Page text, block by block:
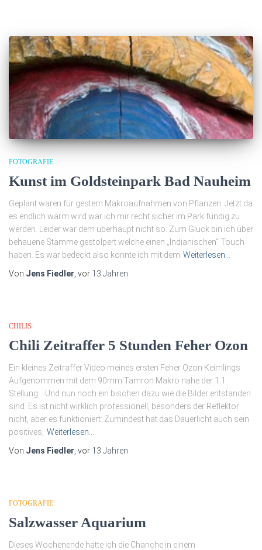
FOTOGRAFIE
Kunst im Goldsteinpark Bad Nauheim
Geplant waren für gestern Makroaufnahmen von Pflanzen. Jetzt da
es endlich warm wird war ich mir recht sicher im Park fündig zu
werden. Leider war dem überhaupt nicht so. Zum Glück bin ich über
behauene Stämme gestolpert welche einen „Indianischen“ Touch
haben. Es war bedeckt also konnte ich mit dem Weiterlesen…
Von Jens Fiedler , vor 13 Jahren
CHILIS
Chili Zeitraffer 5 Stunden Feher Ozon
Ein kleines Zeitraffer Video meines ersten Feher Ozon Keimlings.
Aufgenommen mit dem 90mm Tamron Makro nahe der 1:1
Stellung. Und nun noch ein bischen dazu wie die Bilder entstanden
sind. Es ist nicht wirklich professionell, besonders der Reflektor
nicht, aber es funktioniert: Zumindest hat das Dauerlicht auch sein
positives, Weiterlesen…
Von Jens Fiedler , vor 13 Jahren
FOTOGRAFIE
Salzwasser Aquarium
Dieses Wochenende hatte ich die Chanche in einem